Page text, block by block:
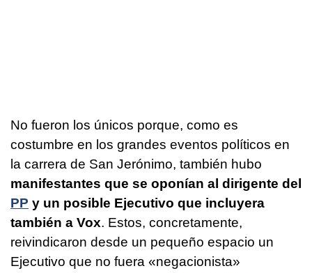
No fueron los únicos porque, como es
costumbre en los grandes eventos políticos en
la carrera de San Jerónimo, también hubo
manifestantes que se oponían al dirigente del
PP y un posible Ejecutivo que incluyera
también a Vox. Estos, concretamente,
reivindicaron desde un pequeño espacio un
Ejecutivo que no fuera «negacionista»